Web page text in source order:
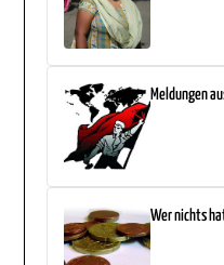
Meldungen
Wer nichts